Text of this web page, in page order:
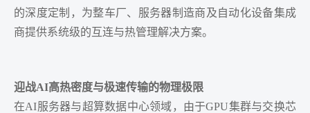
的深度定制，为整车厂、服务器制造商及自动化设备集成
商提供系统级的互连与热管理解决方案。
迎战AI高热密度与极速传输的物理极限
在AI服务器与超算数据中心领域，由于GPU集群与交换芯